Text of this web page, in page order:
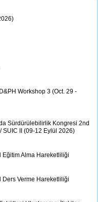
Workshop 3 (Oct. 29 -
Sürdürülebilirlik Kongresi 2nd
SUIC II (09-12 Eylül 2026)
Alma Hareketliliği
Verme Hareketliliği